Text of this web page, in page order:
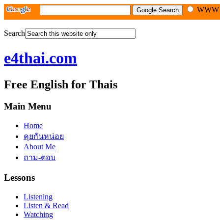
WWW
Search
e4thai.com
Free English for Thais
Main Menu
Home
คุยกันหน่อย
About Me
ถาม-ตอบ
Lessons
Listening
Listen & Read
Watching